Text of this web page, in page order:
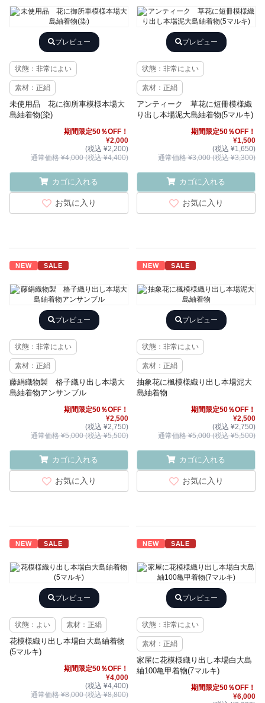
プレビュー
状態：非常によい
素材：正絹
未使用品 花に御所車模様本場大
島紬着物(染)
期間限定50％OFF！
¥2,000
(税込 ¥2,200)
通常価格 ¥4,000 (税込 ¥4,400)
カゴに入れる
お気に入り
プレビュー
状態：非常によい
素材：正絹
アンティーク 草花に短冊模様織
り出し本場泥大島紬着物(5マルキ)
期間限定50％OFF！
¥1,500
(税込 ¥1,650)
通常価格 ¥3,000 (税込 ¥3,300)
カゴに入れる
お気に入り
NEW SALE
プレビュー
状態：非常によい
素材：正絹
藤絹織物製 格子織り出し本場大
島紬着物アンサンブル
期間限定50％OFF！
¥2,500
(税込 ¥2,750)
通常価格 ¥5,000 (税込 ¥5,500)
カゴに入れる
お気に入り
NEW SALE
プレビュー
状態：非常によい
素材：正絹
抽象花に楓模様織り出し本場泥大
島紬着物
期間限定50％OFF！
¥2,500
(税込 ¥2,750)
通常価格 ¥5,000 (税込 ¥5,500)
カゴに入れる
お気に入り
NEW SALE
プレビュー
状態：よい 素材：正絹
花模様織り出し本場白大島紬着物
(5マルキ)
期間限定50％OFF！
¥4,000
(税込 ¥4,400)
通常価格 ¥8,000 (税込 ¥8,800)
NEW SALE
プレビュー
状態：非常によい
素材：正絹
家屋に花模様織り出し本場白大島
紬100亀甲着物(7マルキ)
期間限定50％OFF！
¥6,000